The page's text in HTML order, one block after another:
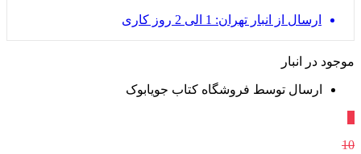
ارسال از انبار تهران: 1 الی 2 روز کاری
موجود در انبار
ارسال توسط فروشگاه کتاب جویابوک
10